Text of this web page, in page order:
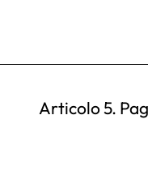
Articolo 5.